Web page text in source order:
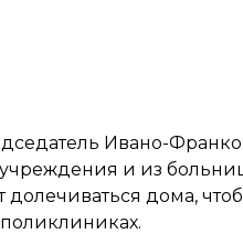
Ивано-
и из
долечиваться дома,